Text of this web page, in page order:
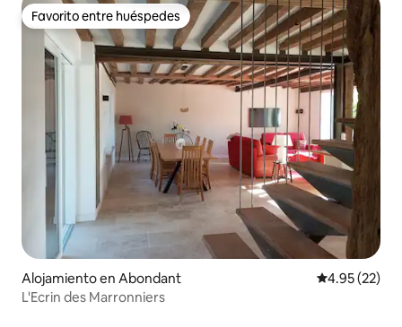
Favorito entre huéspedes
Favorito entre huéspedes
Alojamiento en Abondant Calificación
4.95 (22)
L'Ecrin des Marronniers